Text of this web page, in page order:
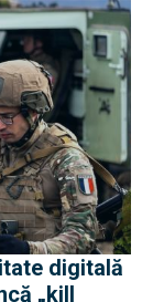
digitală
„kill